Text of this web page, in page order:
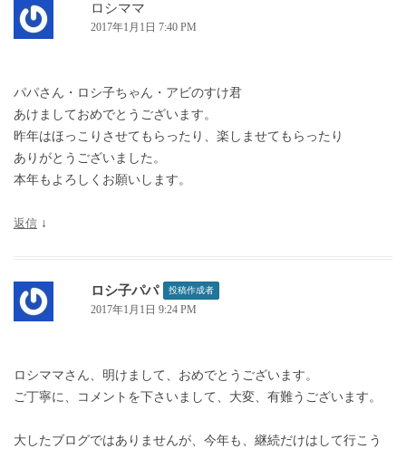
ョ
ン
ロシママ
2017年1月1日 7:40 PM
パパさん・ロシ子ちゃん・アビのすけ君
あけましておめでとうございます。
昨年はほっこりさせてもらったり、楽しませてもらったり
ありがとうございました。
本年もよろしくお願いします。
返信 ↓
ロシ子パパ 投稿作成者
2017年1月1日 9:24 PM
ロシママさん、明けまして、おめでとうございます。
ご丁寧に、コメントを下さいまして、大変、有難うございます。
大したブログではありませんが、今年も、継続だけはして行こう